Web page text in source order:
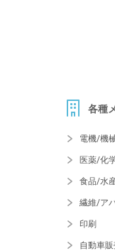
各種
電機/機
医薬/化
食品/水
繊維/ア
印刷
自動車